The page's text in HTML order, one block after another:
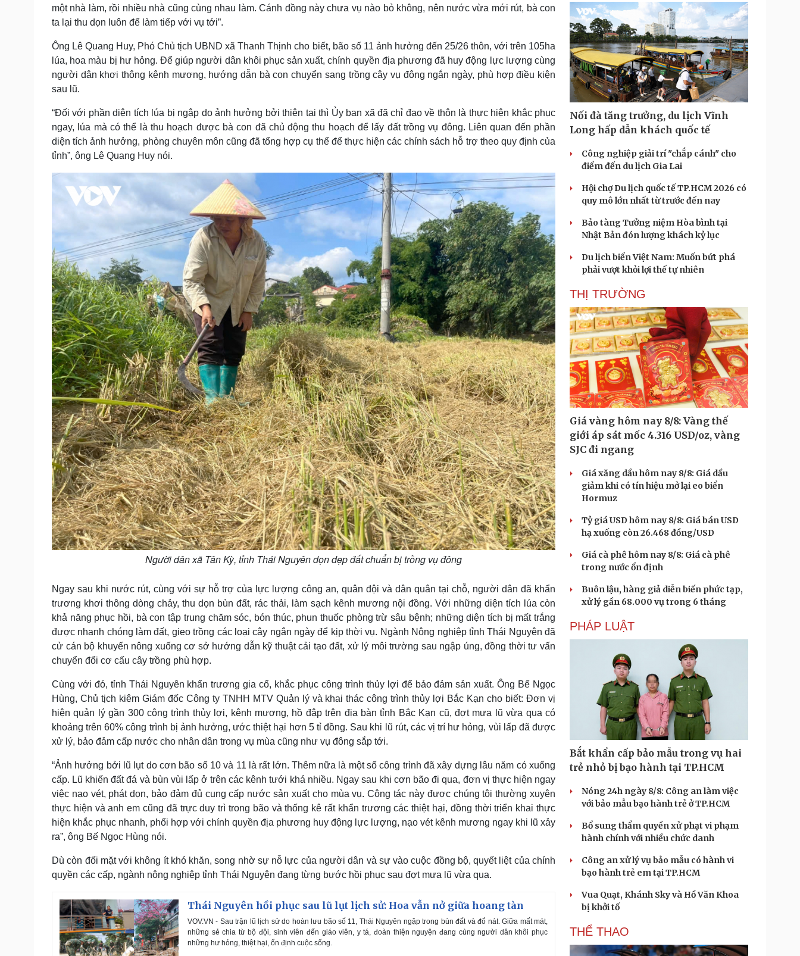
một nhà làm, rồi nhiều nhà cũng cùng nhau làm. Cánh đồng này chưa vụ nào bỏ không, nên nước vừa mới rút, bà con
ta lại thu dọn luôn để làm tiếp với vụ tới”.
Ông Lê Quang Huy, Phó Chủ tịch UBND xã Thanh Thịnh cho biết, bão số 11 ảnh hưởng đến 25/26 thôn, với trên 105ha
lúa, hoa màu bị hư hỏng. Để giúp người dân khôi phục sản xuất, chính quyền địa phương đã huy động lực lượng cùng
người dân khơi thông kênh mương, hướng dẫn bà con chuyển sang trồng cây vụ đông ngắn ngày, phù hợp điều kiện
sau lũ.
“Đối với phần diện tích lúa bị ngập do ảnh hưởng bởi thiên tai thì Ủy ban xã đã chỉ đạo về thôn là thực hiện khắc phục
ngay, lúa mà có thể là thu hoạch được bà con đã chủ động thu hoạch để lấy đất trồng vụ đông. Liên quan đến phần
diện tích ảnh hưởng, phòng chuyên môn cũng đã tổng hợp cụ thể để thực hiện các chính sách hỗ trợ theo quy định của
tỉnh”, ông Lê Quang Huy nói.
Người dân xã Tân Kỳ, tỉnh Thái Nguyên dọn dẹp đất chuẩn bị trồng vụ đông
Ngay sau khi nước rút, cùng với sự hỗ trợ của lực lượng công an, quân đội và dân quân tại chỗ, người dân đã khẩn
trương khơi thông dòng chảy, thu dọn bùn đất, rác thải, làm sạch kênh mương nội đồng. Với những diện tích lúa còn
khả năng phục hồi, bà con tập trung chăm sóc, bón thúc, phun thuốc phòng trừ sâu bệnh; những diện tích bị mất trắng
được nhanh chóng làm đất, gieo trồng các loại cây ngắn ngày để kịp thời vụ. Ngành Nông nghiệp tỉnh Thái Nguyên đã
cử cán bộ khuyến nông xuống cơ sở hướng dẫn kỹ thuật cải tạo đất, xử lý môi trường sau ngập úng, đồng thời tư vấn
chuyển đổi cơ cấu cây trồng phù hợp.
Cùng với đó, tỉnh Thái Nguyên khẩn trương gia cố, khắc phục công trình thủy lợi để bảo đảm sản xuất. Ông Bế Ngọc
Hùng, Chủ tịch kiêm Giám đốc Công ty TNHH MTV Quản lý và khai thác công trình thủy lợi Bắc Kạn cho biết: Đơn vị
hiện quản lý gần 300 công trình thủy lợi, kênh mương, hồ đập trên địa bàn tỉnh Bắc Kạn cũ, đợt mưa lũ vừa qua có
khoảng trên 60% công trình bị ảnh hưởng, ước thiệt hại hơn 5 tỉ đồng. Sau khi lũ rút, các vị trí hư hỏng, vùi lấp đã được
xử lý, bảo đảm cấp nước cho nhân dân trong vụ mùa cũng như vụ đông sắp tới.
“Ảnh hưởng bởi lũ lụt do cơn bão số 10 và 11 là rất lớn. Thêm nữa là một số công trình đã xây dựng lâu năm có xuống
cấp. Lũ khiến đất đá và bùn vùi lấp ở trên các kênh tưới khá nhiều. Ngay sau khi cơn bão đi qua, đơn vị thực hiện ngay
việc nạo vét, phát dọn, bảo đảm đủ cung cấp nước sản xuất cho mùa vụ. Công tác này được chúng tôi thường xuyên
thực hiện và anh em cũng đã trực duy trì trong bão và thống kê rất khẩn trương các thiệt hại, đồng thời triển khai thực
hiện khắc phục nhanh, phối hợp với chính quyền địa phương huy động lực lượng, nạo vét kênh mương ngay khi lũ xảy
ra”, ông Bế Ngọc Hùng nói.
Dù còn đối mặt với không ít khó khăn, song nhờ sự nỗ lực của người dân và sự vào cuộc đồng bộ, quyết liệt của chính
quyền các cấp, ngành nông nghiệp tỉnh Thái Nguyên đang từng bước hồi phục sau đợt mưa lũ vừa qua.
Thái Nguyên hồi phục sau lũ lụt lịch sử: Hoa vẫn nở giữa hoang tàn
VOV.VN - Sau trận lũ lịch sử do hoàn lưu bão số 11, Thái Nguyên ngập trong bùn đất và đổ nát. Giữa mất mát,
những sẻ chia từ bộ đội, sinh viên đến giáo viên, y tá, đoàn thiện nguyện đang cùng người dân khôi phục
những hư hỏng, thiệt hại, ổn định cuộc sống.
Nối đà tăng trưởng, du lịch Vĩnh
Long hấp dẫn khách quốc tế
Công nghiệp giải trí "chắp cánh" cho
điểm đến du lịch Gia Lai
Hội chợ Du lịch quốc tế TP.HCM 2026 có
quy mô lớn nhất từ trước đến nay
Bảo tàng Tưởng niệm Hòa bình tại
Nhật Bản đón lượng khách kỷ lục
Du lịch biển Việt Nam: Muốn bứt phá
phải vượt khỏi lợi thế tự nhiên
THỊ TRƯỜNG
Giá vàng hôm nay 8/8: Vàng thế
giới áp sát mốc 4.316 USD/oz, vàng
SJC đi ngang
Giá xăng dầu hôm nay 8/8: Giá dầu
giảm khi có tín hiệu mở lại eo biển
Hormuz
Tỷ giá USD hôm nay 8/8: Giá bán USD
hạ xuống còn 26.468 đồng/USD
Giá cà phê hôm nay 8/8: Giá cà phê
trong nước ổn định
Buôn lậu, hàng giả diễn biến phức tạp,
xử lý gần 68.000 vụ trong 6 tháng
PHÁP LUẬT
Bắt khẩn cấp bảo mẫu trong vụ hai
trẻ nhỏ bị bạo hành tại TP.HCM
Nóng 24h ngày 8/8: Công an làm việc
với bảo mẫu bạo hành trẻ ở TP.HCM
Bổ sung thẩm quyền xử phạt vi phạm
hành chính với nhiều chức danh
Công an xử lý vụ bảo mẫu có hành vi
bạo hành trẻ em tại TP.HCM
Vua Quạt, Khánh Sky và Hồ Văn Khoa
bị khởi tố
THỂ THAO